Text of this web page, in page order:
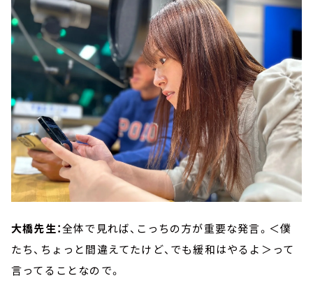
大橋先生：全体で見れば、こっちの方が重要な発言。＜僕
たち、ちょっと間違えてたけど、でも緩和はやるよ＞って
言ってることなので。